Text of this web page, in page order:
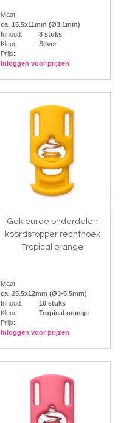
Maat:
ca. 15.5x11mm (Ø3.1mm)
Inhoud:
8 stuks
Kleur:
Silver
Prijs:
Inloggen voor prijzen
Gekleurde onderdelen
koordstopper rechthoek
Tropical orange
Maat:
ca. 25.5x12mm (Ø3-5.5mm)
Inhoud:
10 stuks
Kleur:
Tropical orange
Prijs:
Inloggen voor prijzen